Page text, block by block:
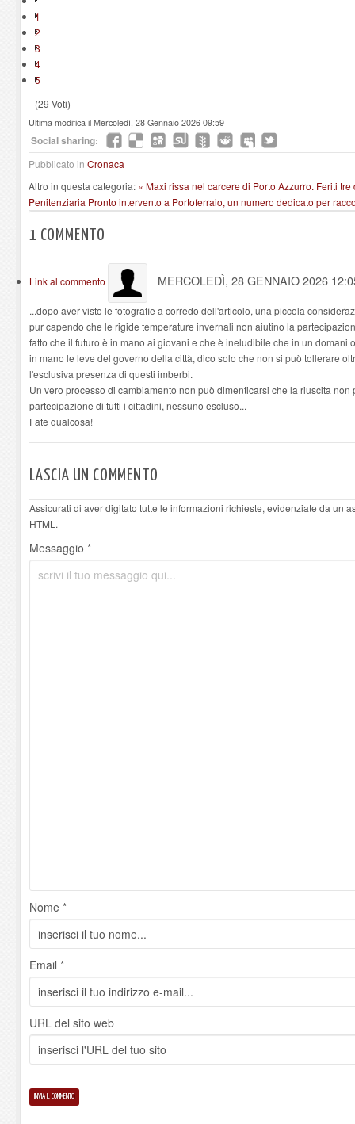
1
2
3
4
5
(29 Voti)
Ultima modifica il Mercoledì, 28 Gennaio 2026 09:59
Social sharing:
Pubblicato in Cronaca
Altro in questa categoria: « Maxi rissa nel carcere di Porto Azzurro. Feriti
Penitenziaria Pronto intervento a Portoferraio, un numero dedicato per
1 COMMENTO
Link al commento MERCOLEDÌ, 28 GENNAIO 2026
...dopo aver visto le fotografie a corredo dell'articolo, una piccola
pur capendo che le rigide temperature invernali non aiutino la
fatto che il futuro è in mano ai giovani e che è ineludibile che in un domani
in mano le leve del governo della città, dico solo che non si può tollerare
l'esclusiva presenza di questi imberbi.
Un vero processo di cambiamento non può dimenticarsi che la riuscita non
partecipazione di tutti i cittadini, nessuno escluso...
Fate qualcosa!
LASCIA UN COMMENTO
Assicurati di aver digitato tutte le informazioni richieste, evidenziate da un
HTML.
Messaggio *
Nome *
Email *
URL del sito web